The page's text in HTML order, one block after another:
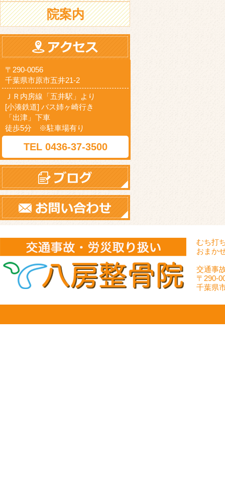
院案内
〒290-0056
千葉県市原市五井21-2
ＪＲ内房線「五井駅」より
[小湊鉄道] バス姉ヶ崎行き
「出津」下車
徒歩5分 ※駐車場有り
TEL ‪0436-37-3500
むち打
おまか
交通事
〒290-
千葉県